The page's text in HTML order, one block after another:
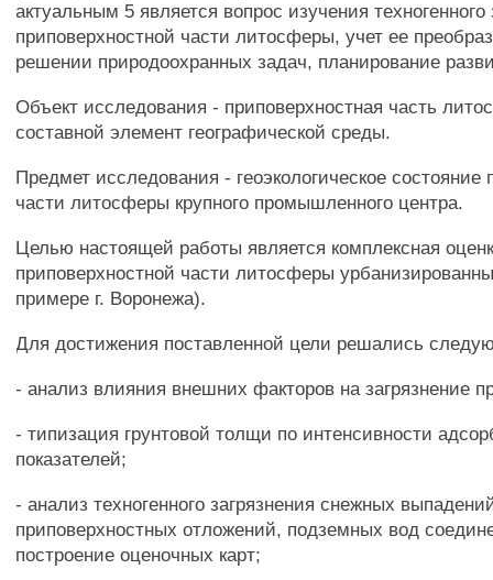
актуальным 5 является вопрос изучения техногенного
приповерхностной части литосферы, учет ее
решении природоохранных задач, планирование
Объект исследования - приповерхностная часть
составной элемент географической среды.
Предмет исследования - геоэкологическое состояние
части литосферы крупного промышленного центра.
Целью настоящей работы является комплексная
приповерхностной части литосферы
примере г. Воронежа).
Для достижения поставленной цели решались
- анализ влияния внешних факторов на загрязнение
- типизация грунтовой толщи по интенсивности
показателей;
- анализ техногенного загрязнения снежных
приповерхностных отложений, подземных вод
построение оценочных карт;